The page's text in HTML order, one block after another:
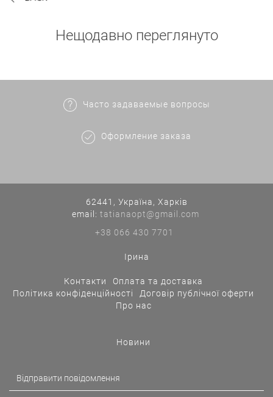
Нещодавно переглянуто
Часто задаваемые вопросы
Оформление заказа
62441, Україна, Харків
еmail: tatianaopt@gmail.com
+38 066 430 7701
Ірина
Контакти
Оплата та доставка
Політика конфіденційності
Договір публічної оферти
Про нас
Новини